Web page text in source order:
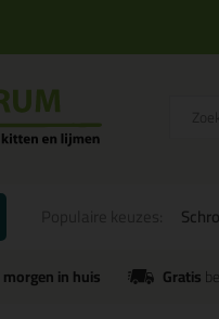
morgen in huis Gratis